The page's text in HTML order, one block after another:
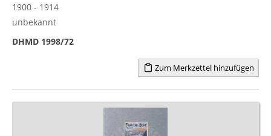
1900 - 1914
unbekannt
DHMD 1998/72
Zum Merkzettel hinzufügen